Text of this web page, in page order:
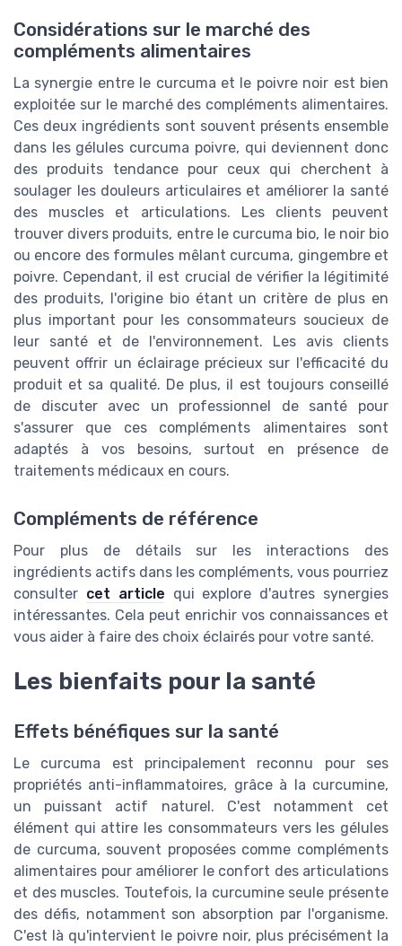
Considérations sur le marché des
compléments alimentaires
La synergie entre le curcuma et le poivre noir est bien
exploitée sur le marché des compléments alimentaires.
Ces deux ingrédients sont souvent présents ensemble
dans les gélules curcuma poivre, qui deviennent donc
des produits tendance pour ceux qui cherchent à
soulager les douleurs articulaires et améliorer la santé
des muscles et articulations. Les clients peuvent
trouver divers produits, entre le curcuma bio, le noir bio
ou encore des formules mêlant curcuma, gingembre et
poivre. Cependant, il est crucial de vérifier la légitimité
des produits, l'origine bio étant un critère de plus en
plus important pour les consommateurs soucieux de
leur santé et de l'environnement. Les avis clients
peuvent offrir un éclairage précieux sur l'efficacité du
produit et sa qualité. De plus, il est toujours conseillé
de discuter avec un professionnel de santé pour
s'assurer que ces compléments alimentaires sont
adaptés à vos besoins, surtout en présence de
traitements médicaux en cours.
Compléments de référence
Pour plus de détails sur les interactions des
ingrédients actifs dans les compléments, vous pourriez
consulter cet article qui explore d'autres synergies
intéressantes. Cela peut enrichir vos connaissances et
vous aider à faire des choix éclairés pour votre santé.
Les bienfaits pour la santé
Effets bénéfiques sur la santé
Le curcuma est principalement reconnu pour ses
propriétés anti-inflammatoires, grâce à la curcumine,
un puissant actif naturel. C'est notamment cet
élément qui attire les consommateurs vers les gélules
de curcuma, souvent proposées comme compléments
alimentaires pour améliorer le confort des articulations
et des muscles. Toutefois, la curcumine seule présente
des défis, notamment son absorption par l'organisme.
C'est là qu'intervient le poivre noir, plus précisément la